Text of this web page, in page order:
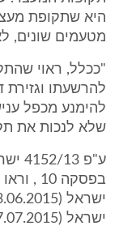
היא שתקופת
מטעמים שונים,
"ככלל, ראוי
להרשעתו וגזירת
להימנע מכפל
שלא לנכות את
ישראל (27.07.2015);